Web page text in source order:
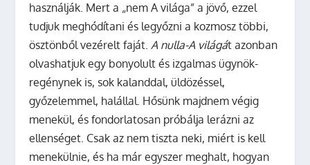
használják. Mert a „nem A világa” a jövő, ezzel
tudjuk meghódítani és legyőzni a kozmosz többi,
ösztönből vezérelt faját.A nulla-A világát azonban
olvashatjuk egy bonyolult és izgalmas ügynök-
regénynek is, sok kalanddal, üldözéssel,
győzelemmel, halállal. Hősünk majdnem végig
menekül, és fondorlatosan próbálja lerázni az
ellenséget. Csak az nem tiszta neki, miért is kell
menekülnie, és ha már egyszer meghalt, hogyan